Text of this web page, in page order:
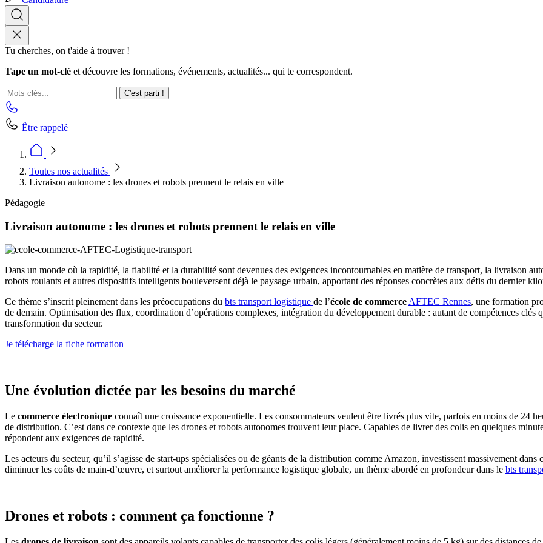
Tu cherches, on t'aide à trouver !
Tape un mot-clé et découvre les formations, événements, actualités... qui te correspondent.
C'est parti !
Être rappelé
Toutes nos actualités
Livraison autonome : les drones et robots prennent le relais en ville
Pédagogie
Livraison autonome : les drones et robots prennent le relais en ville
Dans un monde où la rapidité, la fiabilité et la durabilité sont devenues des exigences incontournables en matière de transport, la livraison
robots roulants et autres dispositifs intelligents bouleversent déjà le paysage urbain, apportant des réponses concrètes aux défis du dernier
Ce thème s’inscrit pleinement dans les préoccupations du bts transport logistique de l’école de commerceAFTEC Rennes, une formation
de demain. Optimisation des flux, coordination d’opérations complexes, intégration du développement durable : autant de compétences clés
transformation du secteur.
Je télécharge la fiche formation
Une évolution dictée par les besoins du marché
Le commerce électronique connaît une croissance exponentielle. Les consommateurs veulent être livrés plus vite, parfois en moins de 24
de distribution. C’est dans ce contexte que les drones et robots autonomes trouvent leur place. Capables de livrer des colis en quelques
répondent aux exigences de rapidité.
Les acteurs du secteur, qu’il s’agisse de start-ups spécialisées ou de géants de la distribution comme Amazon, investissent massivement
diminuer les coûts de main-d’œuvre, et surtout améliorer la performance logistique globale, un thème abordé en profondeur dans le bts
Drones et robots : comment ça fonctionne ?